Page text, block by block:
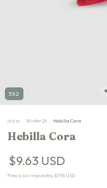
3X2
Inicio Winter26 Hebilla Cora
Hebilla Cora
$9.63 USD
Precio sin impuestos $7.96 USD